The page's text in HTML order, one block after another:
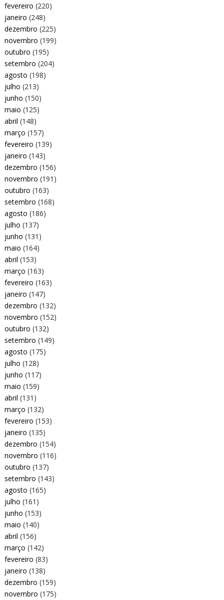
fevereiro (220)
janeiro (248)
dezembro (225)
novembro (199)
outubro (195)
setembro (204)
agosto (198)
julho (213)
junho (150)
maio (125)
abril (148)
março (157)
fevereiro (139)
janeiro (143)
dezembro (156)
novembro (191)
outubro (163)
setembro (168)
agosto (186)
julho (137)
junho (131)
maio (164)
abril (153)
março (163)
fevereiro (163)
janeiro (147)
dezembro (132)
novembro (152)
outubro (132)
setembro (149)
agosto (175)
julho (128)
junho (117)
maio (159)
abril (131)
março (132)
fevereiro (153)
janeiro (135)
dezembro (154)
novembro (116)
outubro (137)
setembro (143)
agosto (165)
julho (161)
junho (153)
maio (140)
abril (156)
março (142)
fevereiro (83)
janeiro (138)
dezembro (159)
novembro (175)